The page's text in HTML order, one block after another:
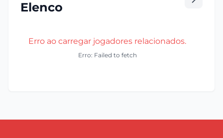
Elenco
Erro ao carregar jogadores relacionados.
Erro: Failed to fetch